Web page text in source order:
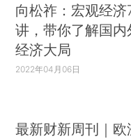
向松祚：宏观经济
讲，带你了解国内
经济大局
2022年04月06日
最新财新周刊｜